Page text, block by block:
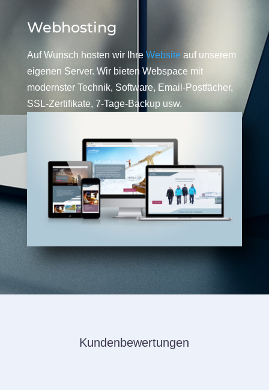
Webhosting
Auf Wunsch hosten wir Ihre Website auf unserem
eigenen Server. Wir bieten Webspace mit
modernster Technik, Software, Email-Postfächer,
SSL-Zertifikate, 7-Tage-Backup usw.
Kundenbewertungen